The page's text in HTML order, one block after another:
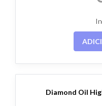
Diamond Oil